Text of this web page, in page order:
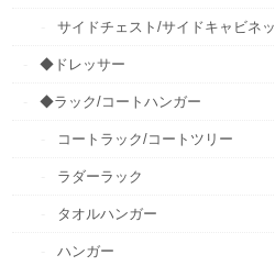
サイドチェスト/サイドキャビネ
◆ドレッサー
◆ラック/コートハンガー
コートラック/コートツリー
ラダーラック
タオルハンガー
ハンガー